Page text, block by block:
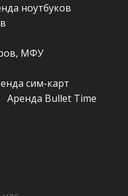
ноутбуков
МФУ
сим-карт
Аренда Bullet Time